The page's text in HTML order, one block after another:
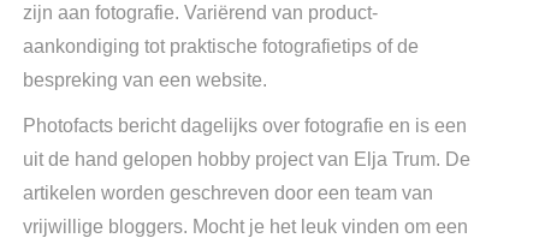
zijn aan fotografie. Variërend van product-
aankondiging tot praktische fotografietips of de
bespreking van een website.
Photofacts bericht dagelijks over fotografie en is een
uit de hand gelopen hobby project van Elja Trum. De
artikelen worden geschreven door een team van
vrijwillige bloggers. Mocht je het leuk vinden om een